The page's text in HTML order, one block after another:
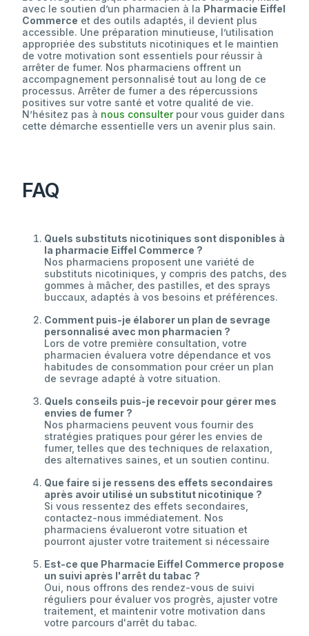
avec le soutien d’un pharmacien à la Pharmacie Eiffel
Commerce et des outils adaptés, il devient plus
accessible. Une préparation minutieuse, l’utilisation
appropriée des substituts nicotiniques et le maintien
de votre motivation sont essentiels pour réussir à
arrêter de fumer. Nos pharmaciens offrent un
accompagnement personnalisé tout au long de ce
processus. Arrêter de fumer a des répercussions
positives sur votre santé et votre qualité de vie.
N’hésitez pas à nous consulter pour vous guider dans
cette démarche essentielle vers un avenir plus sain.
FAQ
Quels substituts nicotiniques sont disponibles à
la pharmacie Eiffel Commerce ?
Nos pharmaciens proposent une variété de
substituts nicotiniques, y compris des patchs, des
gommes à mâcher, des pastilles, et des sprays
buccaux, adaptés à vos besoins et préférences.
Comment puis-je élaborer un plan de sevrage
personnalisé avec mon pharmacien ?
Lors de votre première consultation, votre
pharmacien évaluera votre dépendance et vos
habitudes de consommation pour créer un plan
de sevrage adapté à votre situation.
Quels conseils puis-je recevoir pour gérer mes
envies de fumer ?
Nos pharmaciens peuvent vous fournir des
stratégies pratiques pour gérer les envies de
fumer, telles que des techniques de relaxation,
des alternatives saines, et un soutien continu.
Que faire si je ressens des effets secondaires
après avoir utilisé un substitut nicotinique ?
Si vous ressentez des effets secondaires,
contactez-nous immédiatement. Nos
pharmaciens évalueront votre situation et
pourront ajuster votre traitement si nécessaire
Est-ce que Pharmacie Eiffel Commerce propose
un suivi après l'arrêt du tabac ?
Oui, nous offrons des rendez-vous de suivi
réguliers pour évaluer vos progrès, ajuster votre
traitement, et maintenir votre motivation dans
votre parcours d'arrêt du tabac.